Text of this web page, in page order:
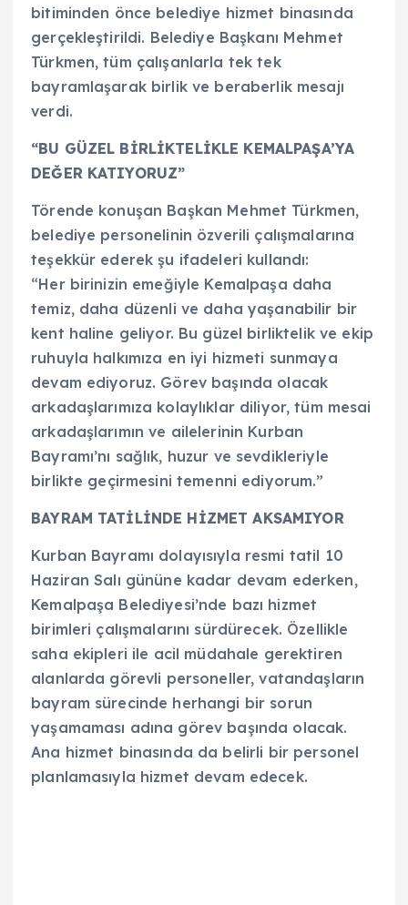
bitiminden önce belediye hizmet binasında
gerçekleştirildi. Belediye Başkanı Mehmet
Türkmen, tüm çalışanlarla tek tek
bayramlaşarak birlik ve beraberlik mesajı
verdi.
“BU GÜZEL BİRLİKTELİKLE KEMALPAŞA’YA
DEĞER KATIYORUZ”
Törende konuşan Başkan Mehmet Türkmen,
belediye personelinin özverili çalışmalarına
teşekkür ederek şu ifadeleri kullandı:
“Her birinizin emeğiyle Kemalpaşa daha
temiz, daha düzenli ve daha yaşanabilir bir
kent haline geliyor. Bu güzel birliktelik ve ekip
ruhuyla halkımıza en iyi hizmeti sunmaya
devam ediyoruz. Görev başında olacak
arkadaşlarımıza kolaylıklar diliyor, tüm mesai
arkadaşlarımın ve ailelerinin Kurban
Bayramı’nı sağlık, huzur ve sevdikleriyle
birlikte geçirmesini temenni ediyorum.”
BAYRAM TATİLİNDE HİZMET AKSAMIYOR
Kurban Bayramı dolayısıyla resmi tatil 10
Haziran Salı gününe kadar devam ederken,
Kemalpaşa Belediyesi’nde bazı hizmet
birimleri çalışmalarını sürdürecek. Özellikle
saha ekipleri ile acil müdahale gerektiren
alanlarda görevli personeller, vatandaşların
bayram sürecinde herhangi bir sorun
yaşamaması adına görev başında olacak.
Ana hizmet binasında da belirli bir personel
planlamasıyla hizmet devam edecek.